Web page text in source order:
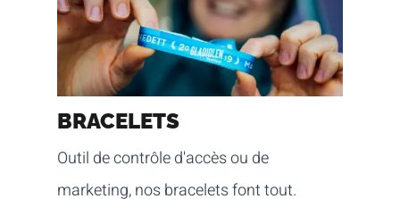
BRACELETS
Outil de contrôle d'accès ou de
marketing, nos bracelets font tout.